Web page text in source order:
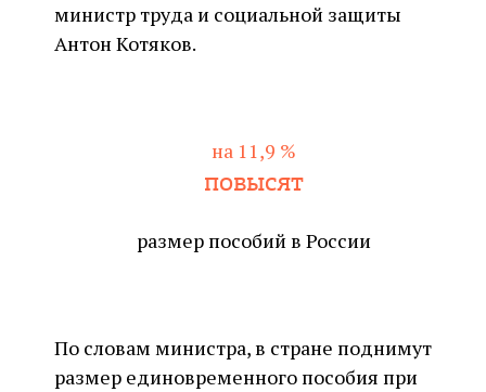
министр труда и социальной защиты
Антон Котяков.
на 11,9 %
повысят
размер пособий в России
По словам министра, в стране поднимут
размер единовременного пособия при